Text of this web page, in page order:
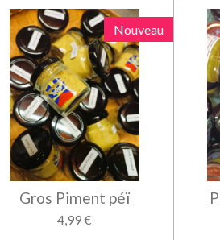
Nouveau
Gros Piment péï
4,99 €